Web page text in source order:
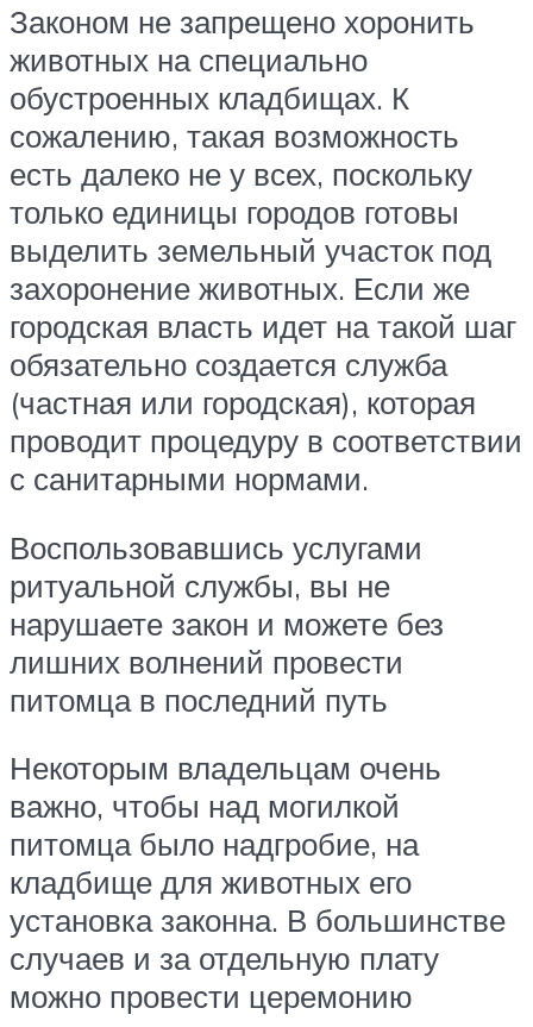
Законом не запрещено хоронить
животных на специально
обустроенных кладбищах. К
сожалению, такая возможность
есть далеко не у всех, поскольку
только единицы городов готовы
выделить земельный участок под
захоронение животных. Если же
городская власть идет на такой шаг
обязательно создается служба
(частная или городская), которая
проводит процедуру в соответствии
с санитарными нормами.
Воспользовавшись услугами
ритуальной службы, вы не
нарушаете закон и можете без
лишних волнений провести
питомца в последний путь
Некоторым владельцам очень
важно, чтобы над могилкой
питомца было надгробие, на
кладбище для животных его
установка законна. В большинстве
случаев и за отдельную плату
можно провести церемонию